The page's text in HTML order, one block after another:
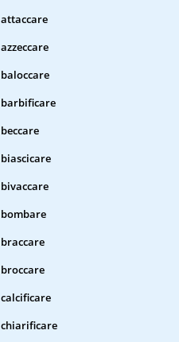
attaccare
azzeccare
baloccare
barbificare
beccare
biascicare
bivaccare
bombare
braccare
broccare
calcificare
chiarificare